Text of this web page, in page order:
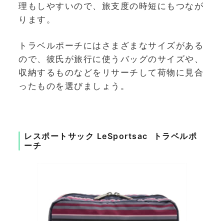
理もしやすいので、旅支度の時短にもつなが
ります。
トラベルポーチにはさまざまなサイズがある
ので、彼氏が旅行に使うバッグのサイズや、
収納するものなどをリサーチして荷物に見合
ったものを選びましょう。
レスポートサック LeSportsac
トラベルポ
ーチ